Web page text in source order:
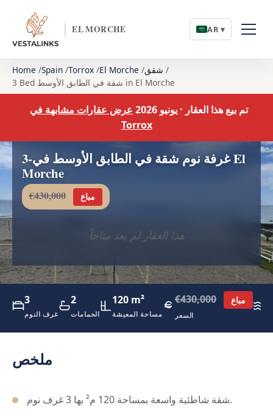
EL MORCHE AR ▾
Home Spain Torrox El Morche شقق
3 Bed شقة في الطابق الأوسط in El Morche
تم بيع هذا العقار · يونيو 2026
عرض عقارات مشابهة في
Torrox
3-غرفة نوم شقة في الطابق الأوسط في El
Morche
€430,000 مباع
هذا العقار لم يعد متاحاً
3
غرف النوم
2
الحمامات
120 m²
مساحة المعيشة
€430,000 مباع
السعر
ملخص
شقة شاطئية واسعة بمساحة 120 م² بها 3 غرف نوم.